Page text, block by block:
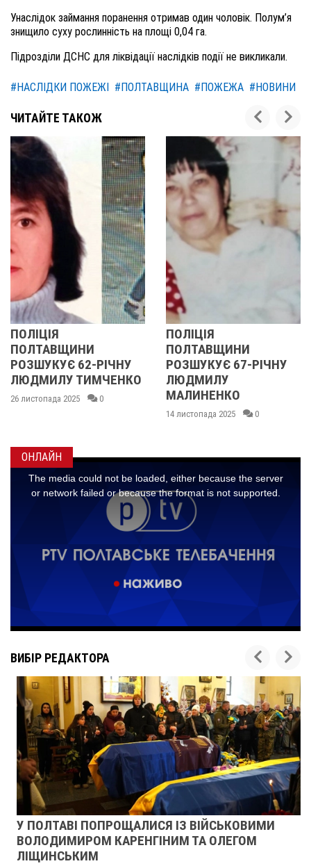
Унаслідок займання поранення отримав один чоловік. Полум’я
знищило суху рослинність на площі 0,04 га.
Підрозділи ДСНС для ліквідації наслідків події не викликали.
#НАСЛІДКИ ПОЖЕЖІ #ПОЛТАВЩИНА #ПОЖЕЖА #НОВИНИ
ЧИТАЙТЕ ТАКОЖ
ПОЛТАВЩИНИ
РОЗШУКУЄ 67-РІЧНУ
ЛЮДМИЛУ
МАЛИНЕНКО
ОБЛАСТІ
РОЗШУКУЮТЬ
РІЧНУ ЗОЮ
14 листопада 2025
ОНЛАЙН
ВИБІР РЕДАКТОРА
У ПОЛТАВІ ПОПРОЩАЛИСЯ ІЗ ВІЙСЬКОВИМИ
ВОЛОДИМИРОМ КАРЕНГІНИМ ТА ОЛЕГОМ
ЛІЩИНСЬКИМ